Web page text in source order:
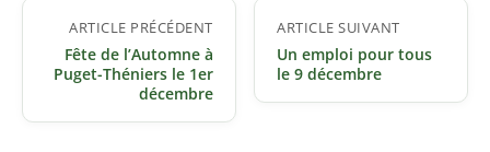
Navigation
l’article
ARTICLE PRÉCÉDENT
Fête de l’Automne à
Puget-Théniers le 1er
décembre
ARTICLE SUIVANT
Un emploi pour tous
le 9 décembre